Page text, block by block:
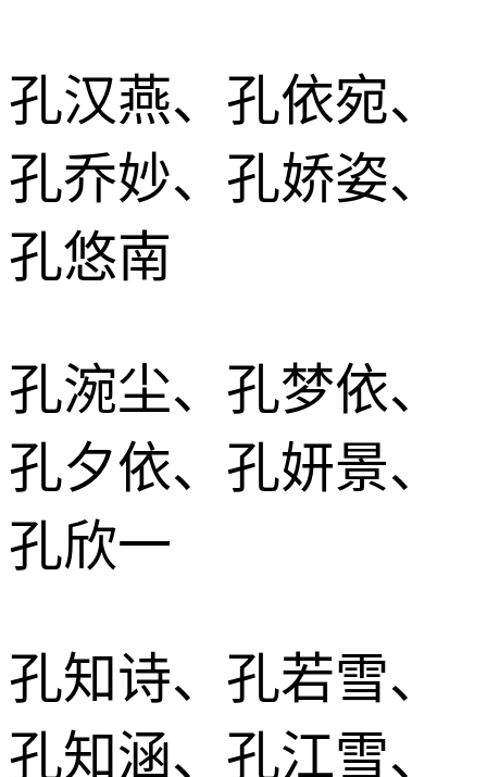
孔汉燕、孔依宛、
孔乔妙、孔娇姿、
孔悠南
孔涴尘、孔梦依、
孔夕依、孔妍景、
孔欣一
孔知诗、孔若雪、
孔知涵、孔江雪、